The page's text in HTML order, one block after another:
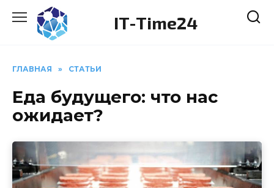
Перейти
содержанию
IT-Time24
ГЛАВНАЯ » СТАТЬИ
Еда будущего: что нас
ожидает?